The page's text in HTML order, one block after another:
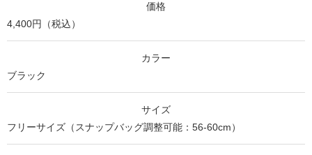
価格
4,400円（税込）
カラー
ブラック
サイズ
フリーサイズ（スナップバッグ調整可能：56-60cm）